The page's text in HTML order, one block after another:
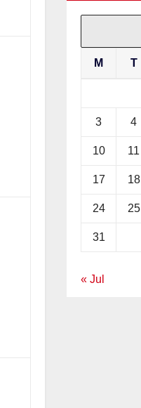
M T
3 4
10 11
17 18
24 25
31
« Jul